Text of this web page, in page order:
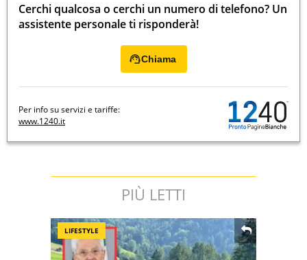
Cerchi qualcosa o cerchi un numero di telefono? Un
assistente personale ti risponderà!
Chiama
Per info su servizi e tariffe:
www.1240.it
PIÙ LETTI
LIFESTYLE